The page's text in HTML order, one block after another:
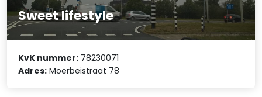
Sweet lifestyle
KvK nummer: 78230071
Adres: Moerbeistraat 78